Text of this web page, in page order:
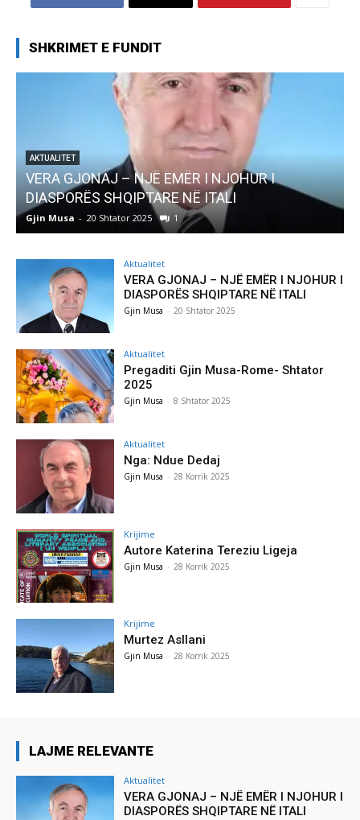
SHKRIMET E FUNDIT
AKTUALITET
Pregaditi Gjin Musa-Rome- Shtator 2025
Gjin Musa - 8 Shtator 2025
Aktualitet
VERA GJONAJ – NJË EMËR I NJOHUR I
DIASPORËS SHQIPTARE NË ITALI
Gjin Musa - 20 Shtator 2025
Aktualitet
Pregaditi Gjin Musa-Rome- Shtator
2025
Gjin Musa - 8 Shtator 2025
Aktualitet
Nga: Ndue Dedaj
Gjin Musa - 28 Korrik 2025
Krijime
Autore Katerina Tereziu Ligeja
Gjin Musa - 28 Korrik 2025
Krijime
Murtez Asllani
Gjin Musa - 28 Korrik 2025
LAJME RELEVANTE
Aktualitet
VERA GJONAJ – NJË EMËR I NJOHUR I
DIASPORËS SHQIPTARE NË ITALI